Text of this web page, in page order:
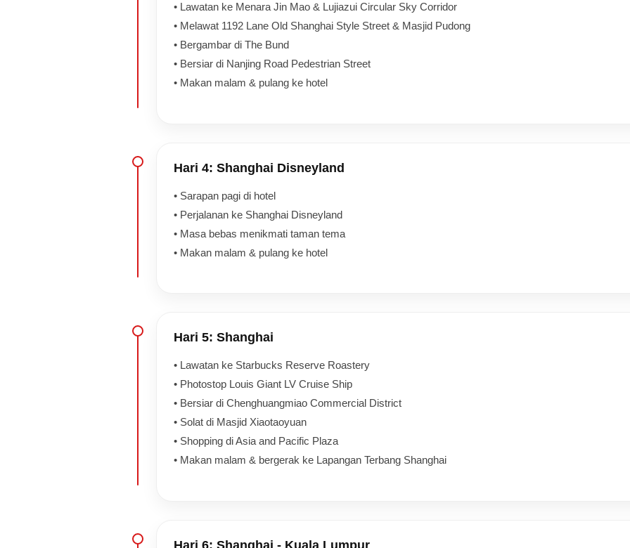
• Lawatan ke Menara Jin Mao & Lujiazui Circular Sky Corridor
• Melawat 1192 Lane Old Shanghai Style Street & Masjid Pudong
• Bergambar di The Bund
• Bersiar di Nanjing Road Pedestrian Street
• Makan malam & pulang ke hotel
Hari 4: Shanghai Disneyland
• Sarapan pagi di hotel
• Perjalanan ke Shanghai Disneyland
• Masa bebas menikmati taman tema
• Makan malam & pulang ke hotel
Hari 5: Shanghai
• Lawatan ke Starbucks Reserve Roastery
• Photostop Louis Giant LV Cruise Ship
• Bersiar di Chenghuangmiao Commercial District
• Solat di Masjid Xiaotaoyuan
• Shopping di Asia and Pacific Plaza
• Makan malam & bergerak ke Lapangan Terbang Shanghai
Hari 6: Shanghai - Kuala Lumpur